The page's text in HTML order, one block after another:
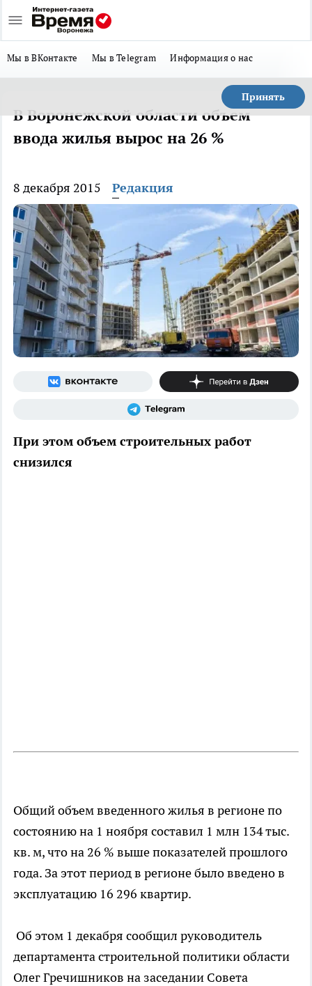
Мы в ВКонтакте Мы в Telegram Информация о нас
Принять
В Воронежской области объем
ввода жилья вырос на 26 %
8 декабря 2015 Редакция
При этом объем строительных работ
снизился
Общий объем введенного жилья в регионе по
состоянию на 1 ноября составил 1 млн 134 тыс.
кв. м, что на 26 % выше показателей прошлого
года. За этот период в регионе было введено в
эксплуатацию 16 296 квартир.
Об этом 1 декабря сообщил руководитель
департамента строительной политики области
Олег Гречишников на заседании Совета